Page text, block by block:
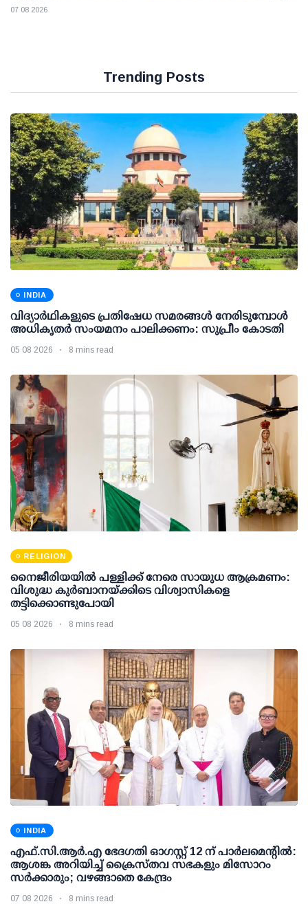
07 08 2026
Trending Posts
INDIA
വിദ്യാര്‍ഥികളുടെ പ്രതിഷേധ സമരങ്ങള്‍ നേരിടുമ്പോള്‍
അധികൃതര്‍ സംയമനം പാലിക്കണം: സുപ്രീം കോടതി
05 08 2026 8 mins read
RELIGION
നൈജീരിയയിൽ പള്ളിക്ക് നേരെ സായുധ ആക്രമണം:
വിശുദ്ധ കുർബാനയ്ക്കിടെ വിശ്വാസികളെ
തട്ടിക്കൊണ്ടുപോയി
05 08 2026 8 mins read
INDIA
എഫ്.സി.ആര്‍.എ ഭേദഗതി ഓഗസ്റ്റ് 12 ന് പാര്‍ലമെന്റില്‍:
ആശങ്ക അറിയിച്ച് ക്രൈസ്തവ സഭകളും മിസോറം
സര്‍ക്കാരും; വഴങ്ങാതെ കേന്ദ്രം
07 08 2026 8 mins read